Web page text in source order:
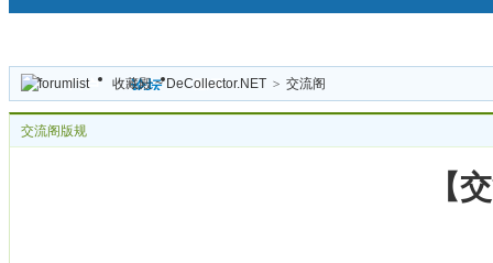
门户 论坛 圈子
袦褘效
收藏殿 ~ DeCollector.NET > 交流阁
交流阁版规
【